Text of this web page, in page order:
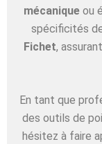
mécanique ou
spécificités
Fichet,
En tant que
des outils de
hésitez à faire